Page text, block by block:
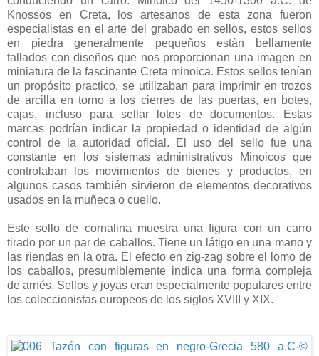
Knossos en Creta, los artesanos de esta zona fueron
especialistas en el arte del grabado en sellos, estos sellos
en piedra generalmente pequeños están bellamente
tallados con diseños que nos proporcionan una imagen en
miniatura de la fascinante Creta minoica. Estos sellos tenían
un propósito practico, se utilizaban para imprimir en trozos
de arcilla en torno a los cierres de las puertas, en botes,
cajas, incluso para sellar lotes de documentos. Estas
marcas podrían indicar la propiedad o identidad de algún
control de la autoridad oficial. El uso del sello fue una
constante en los sistemas administrativos Minoicos que
controlaban los movimientos de bienes y productos, en
algunos casos también sirvieron de elementos decorativos
usados en la muñeca o cuello.
Este sello de cornalina muestra una figura con un carro
tirado por un par de caballos. Tiene un látigo en una mano y
las riendas en la otra. El efecto en zig-zag sobre el lomo de
los caballos, presumiblemente indica una forma compleja
de arnés. Sellos y joyas eran especialmente populares entre
los coleccionistas europeos de los siglos XVIII y XIX.